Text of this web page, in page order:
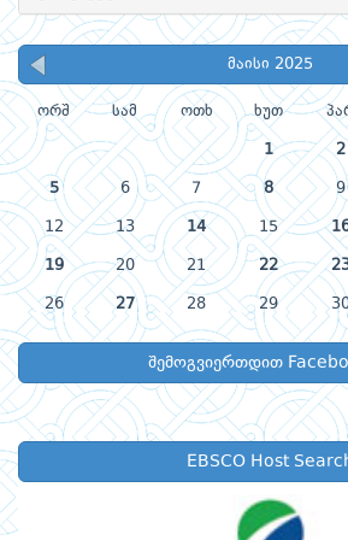
მაისი 2025
ორშ სამ ოთხ ხუთ
1 2
5 6 7 8 9
12 13 14 15
19 20 21 22
26 27 28 29
შემოგვიერთდით
EBSCO Host